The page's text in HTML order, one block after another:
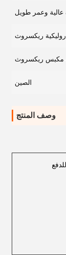
عالية وعمر طويل
ريكسروث
مكبس ريكسروث
الصين
وصف المنتج